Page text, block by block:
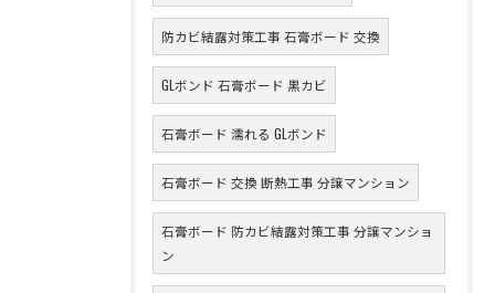
防カビ結露対策工事 石膏ボード 交換
GLボンド 石膏ボード 黒カビ
石膏ボード 濡れる GLボンド
石膏ボード 交換 断熱工事 分譲マンション
石膏ボード 防カビ結露対策工事 分譲マンショ
ン